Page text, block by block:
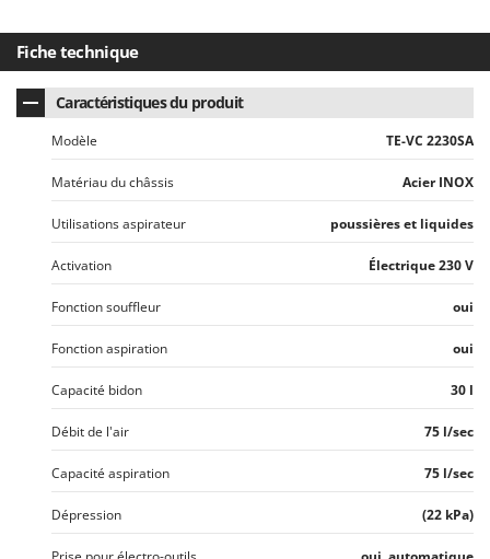
N
New O.M.R.A.
Nilfisk
Ninja
Novatec
Novital
NuAir
NuovaFac
Officine Savioli
Oliviero
Olix
OMA
Omas
Ompagrill
Ooni
Fiche technique
Caractéristiques du produit
Modèle TE-VC 2230SA
Matériau du châssis Acier INOX
Utilisations aspirateur poussières et liquides
Activation Électrique 230 V
Fonction souffleur oui
Fonction aspiration oui
Capacité bidon 30 l
Débit de l'air 75 l/sec
Capacité aspiration 75 l/sec
Dépression (22 kPa)